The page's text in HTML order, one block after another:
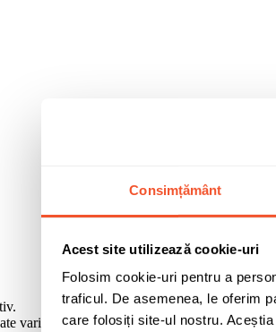
Consimțământ
Acest site utilizează cookie-uri
Folosim cookie-uri pentru a
traficul. De asemenea, le oferim
care folosiți site-ul nostru.
varia in functie de dimensiune.